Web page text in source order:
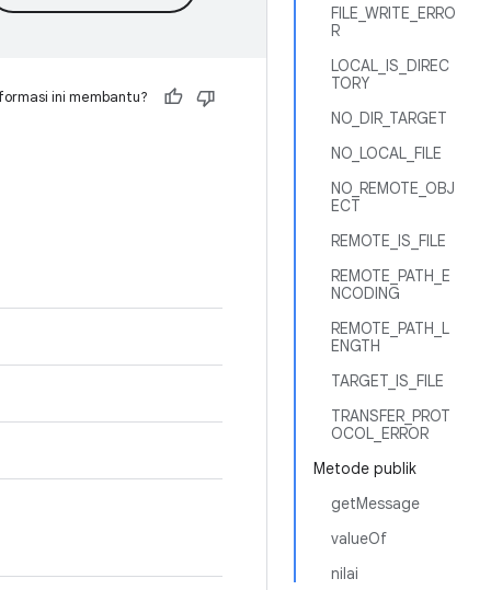
FILE_WRITE_ERRO
R
LOCAL_IS_DIREC
TORY
NO_DIR_TARGET
NO_LOCAL_FILE
NO_REMOTE_OBJ
ECT
REMOTE_IS_FILE
REMOTE_PATH_E
NCODING
REMOTE_PATH_L
ENGTH
TARGET_IS_FILE
TRANSFER_PROT
OCOL_ERROR
Metode publik
getMessage
valueOf
nilai
ini membantu?